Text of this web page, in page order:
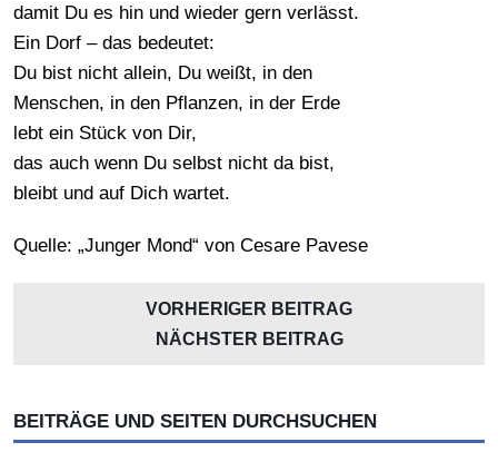
damit Du es hin und wieder gern verlässt.
Ein Dorf – das bedeutet:
Du bist nicht allein, Du weißt, in den
Menschen, in den Pflanzen, in der Erde
lebt ein Stück von Dir,
das auch wenn Du selbst nicht da bist,
bleibt und auf Dich wartet.
Quelle: „Junger Mond“ von Cesare Pavese
VORHERIGER BEITRAG
NÄCHSTER BEITRAG
BEITRÄGE UND SEITEN DURCHSUCHEN